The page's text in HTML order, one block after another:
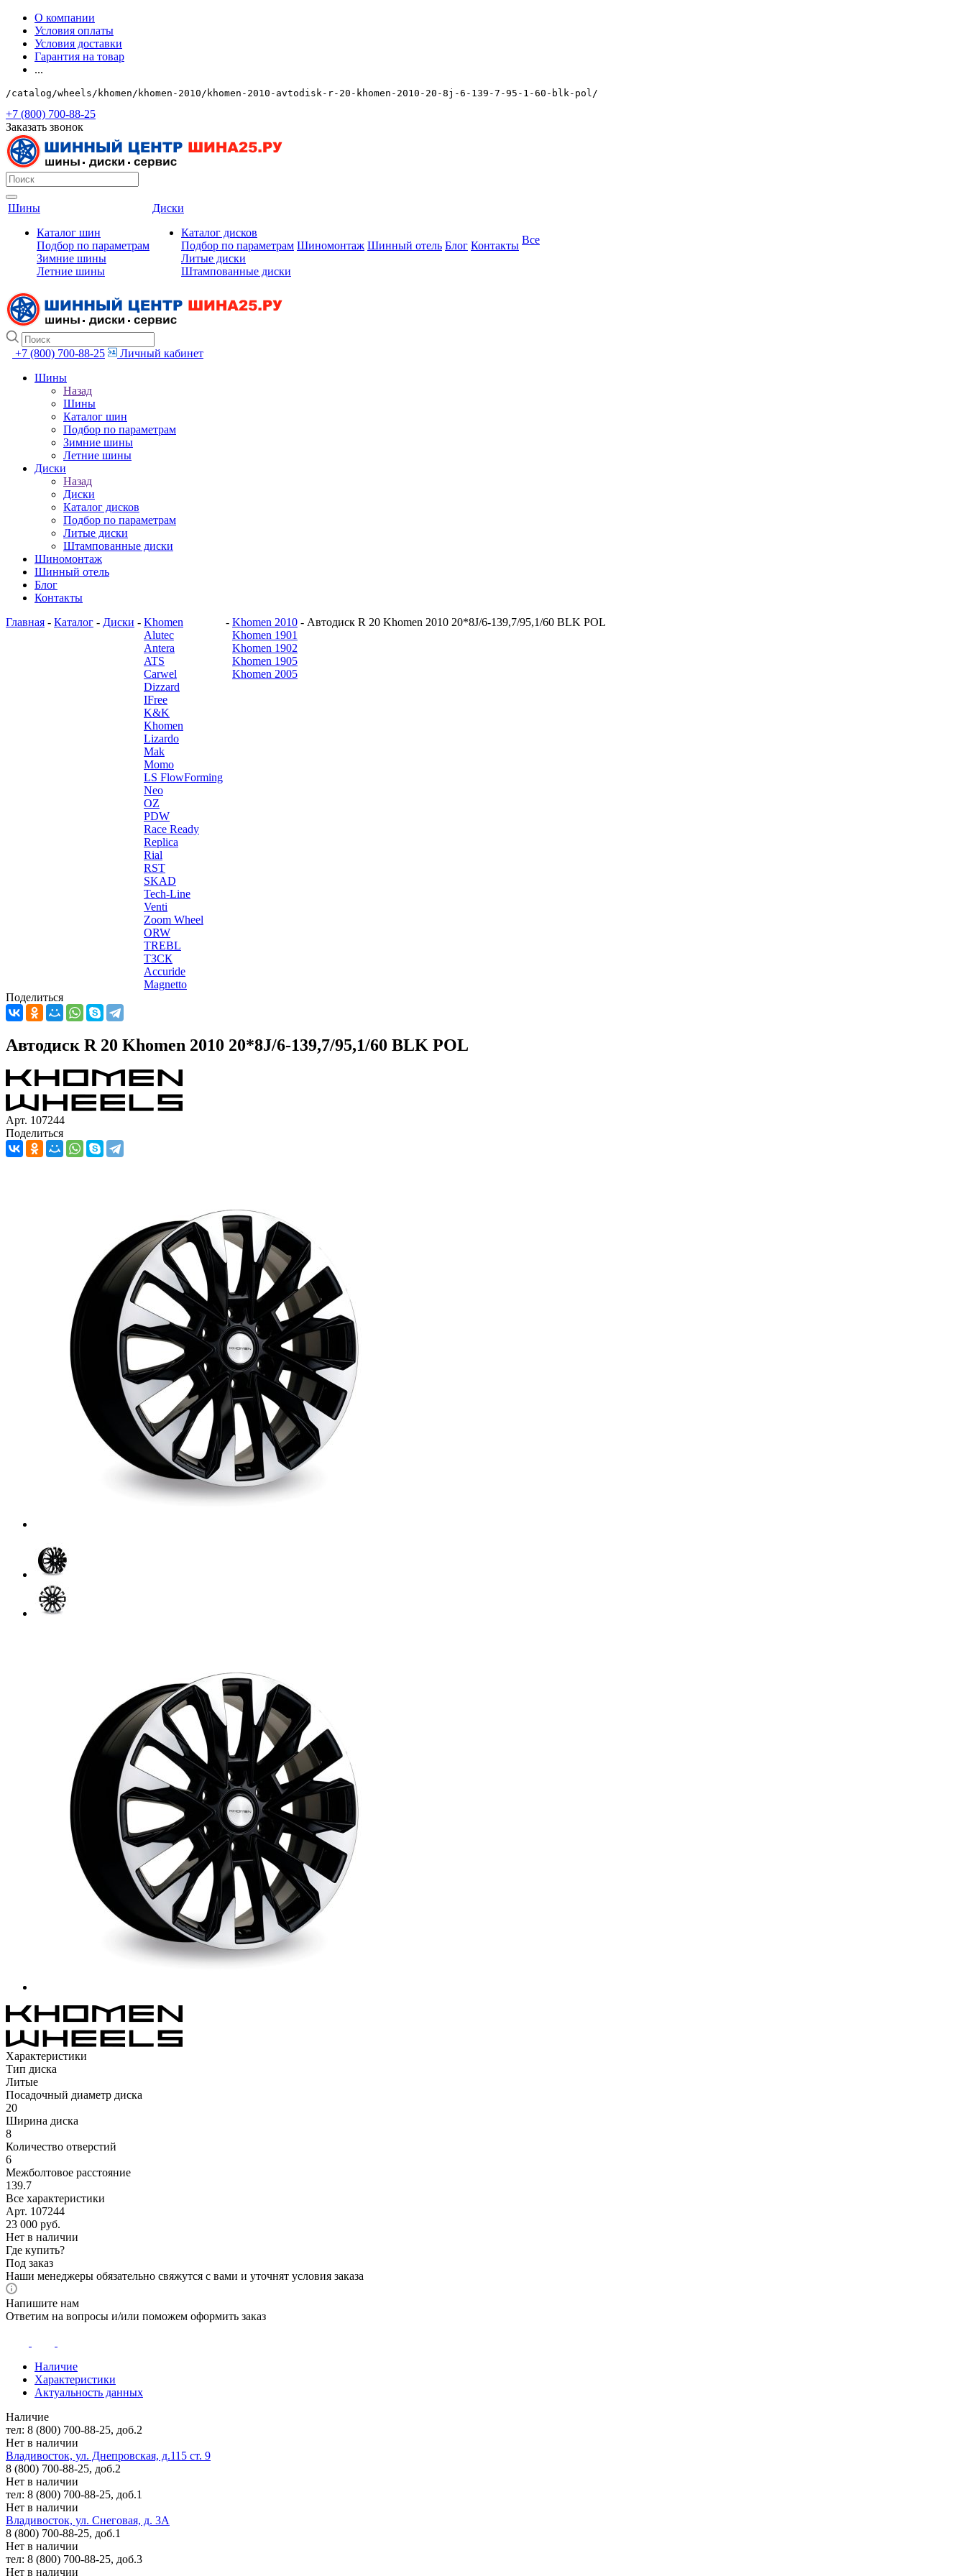
О компании
Условия оплаты
Условия доставки
Гарантия на товар
...
/catalog/wheels/khomen/khomen-2010/khomen-2010-avtodisk-r-20-khomen-2010-20-8j-6-139-7-95-1-60-blk-pol/
+7 (800) 700-88-25
Заказать звонок
Шины
Каталог шин
Подбор по параметрам
Зимние шины
Летние шины
Диски
Каталог дисков
Подбор по параметрам
Литые диски
Штампованные диски
Шиномонтаж Шинный отель Блог Контакты Все
+7 (800) 700-88-25
Личный кабинет
Шины
Назад
Шины
Каталог шин
Подбор по параметрам
Зимние шины
Летние шины
Диски
Назад
Диски
Каталог дисков
Подбор по параметрам
Литые диски
Штампованные диски
Шиномонтаж
Шинный отель
Блог
Контакты
Главная - Каталог - Диски - Khomen
Alutec
Antera
ATS
Carwel
Dizzard
IFree
K&K
Khomen
Lizardo
Mak
Momo
LS FlowForming
Neo
OZ
PDW
Race Ready
Replica
Rial
RST
SKAD
Tech-Line
Venti
Zoom Wheel
ORW
TREBL
ТЗСК
Accuride
Magnetto
- Khomen 2010
Khomen 1901
Khomen 1902
Khomen 1905
Khomen 2005
- Автодиск R 20 Khomen 2010 20*8J/6-139,7/95,1/60 BLK POL
Поделиться
Автодиск R 20 Khomen 2010 20*8J/6-139,7/95,1/60 BLK POL
Арт. 107244
Поделиться
Характеристики
Тип диска
Литые
Посадочный диаметр диска
20
Ширина диска
8
Количество отверстий
6
Межболтовое расстояние
139.7
Все характеристики
Арт. 107244
23 000 руб.
Нет в наличии
Где купить?
Под заказ
Наши менеджеры обязательно свяжутся с вами и уточнят условия заказа
Напишите нам
Ответим на вопросы и/или поможем оформить заказ
Наличие
Характеристики
Актуальность данных
Наличие
тел: 8 (800) 700-88-25, доб.2
Нет в наличии
Владивосток, ул. Днепровская, д.115 ст. 9
8 (800) 700-88-25, доб.2
Нет в наличии
тел: 8 (800) 700-88-25, доб.1
Нет в наличии
Владивосток, ул. Снеговая, д. 3А
8 (800) 700-88-25, доб.1
Нет в наличии
тел: 8 (800) 700-88-25, доб.3
Нет в наличии